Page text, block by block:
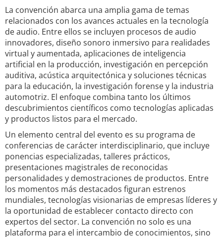
La convención abarca una amplia gama de temas
relacionados con los avances actuales en la tecnología
de audio. Entre ellos se incluyen procesos de audio
innovadores, diseño sonoro inmersivo para realidades
virtual y aumentada, aplicaciones de inteligencia
artificial en la producción, investigación en percepción
auditiva, acústica arquitectónica y soluciones técnicas
para la educación, la investigación forense y la industria
automotriz. El enfoque combina tanto los últimos
descubrimientos científicos como tecnologías aplicadas
y productos listos para el mercado.
Un elemento central del evento es su programa de
conferencias de carácter interdisciplinario, que incluye
ponencias especializadas, talleres prácticos,
presentaciones magistrales de reconocidas
personalidades y demostraciones de productos. Entre
los momentos más destacados figuran estrenos
mundiales, tecnologías visionarias de empresas líderes y
la oportunidad de establecer contacto directo con
expertos del sector. La convención no solo es una
plataforma para el intercambio de conocimientos, sino